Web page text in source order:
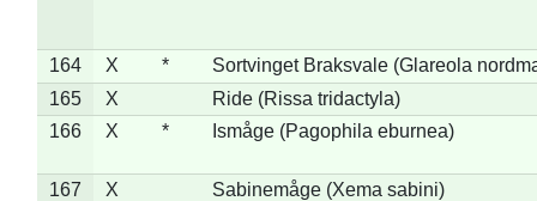
164 X *
Sortvinget Braksvale (Glareola
165
X
Ride (Rissa tridactyla)
166
X * Ismåge (Pagophila eburnea)
167 X
Sabinemåge (Xema sabini)